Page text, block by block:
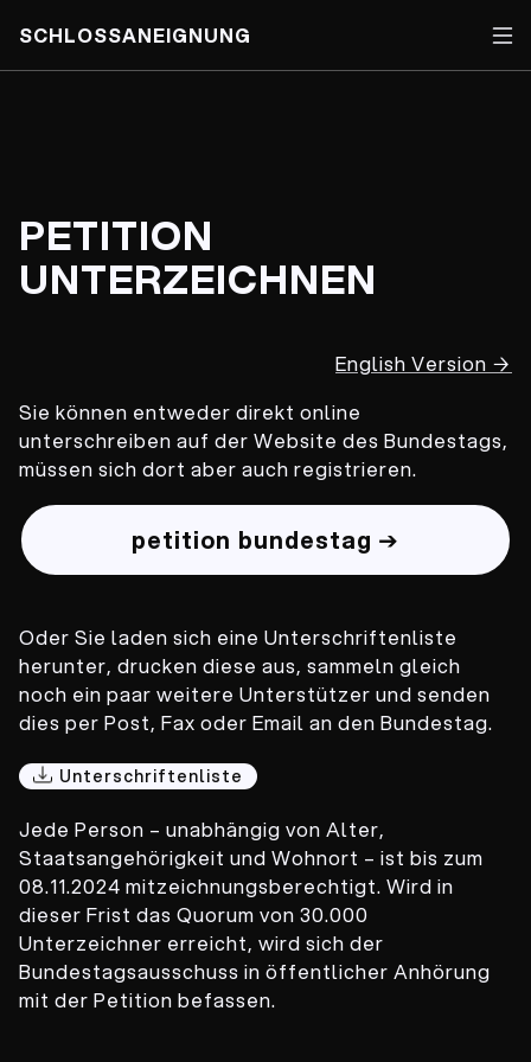
SCHLOSSANEIGNUNG
PETITION
UNTERZEICHNEN
English Version →
Sie können entweder direkt online
unterschreiben auf der Website des Bundestags,
müssen sich dort aber auch registrieren.
petition bundestag ➔
Oder Sie laden sich eine Unterschriftenliste
herunter, drucken diese aus, sammeln gleich
noch ein paar weitere Unterstützer und senden
dies per Post, Fax oder Email an den Bundestag.
Unterschriftenliste
Jede Person – unabhängig von Alter,
Staatsangehörigkeit und Wohnort – ist bis zum
08.11.2024 mitzeichnungsberechtigt. Wird in
dieser Frist das Quorum von 30.000
Unterzeichner erreicht, wird sich der
Bundestagsausschuss in öffentlicher Anhörung
mit der Petition befassen.